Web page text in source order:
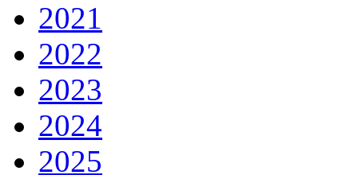
2021
2022
2023
2024
2025